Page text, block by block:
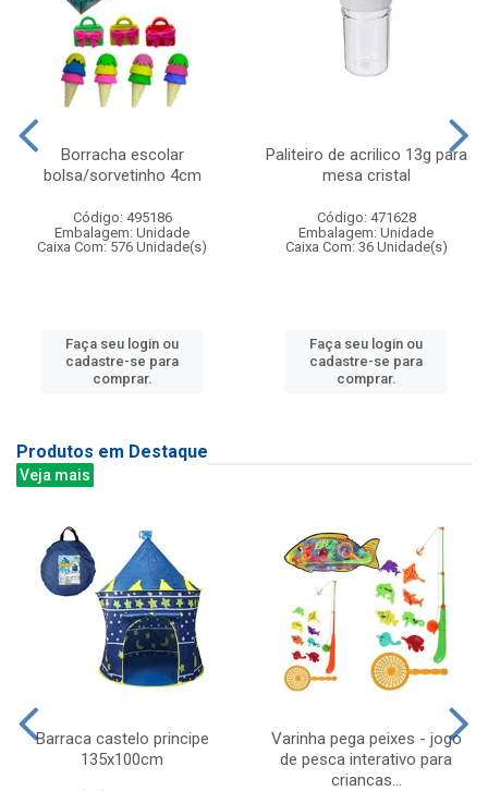
Borracha escolar
bolsa/sorvetinho 4cm
Código: 495186
Embalagem: Unidade
Caixa Com: 576 Unidade(s)
Faça seu login ou
cadastre-se para
comprar.
Paliteiro de acrilico 13g para
mesa cristal
Código: 471628
Embalagem: Unidade
Caixa Com: 36 Unidade(s)
Faça seu login ou
cadastre-se para
comprar.
Produtos em Destaque
Veja mais
Barraca castelo principe
135x100cm
Varinha pega peixes - jogo
de pesca interativo para
criancas...